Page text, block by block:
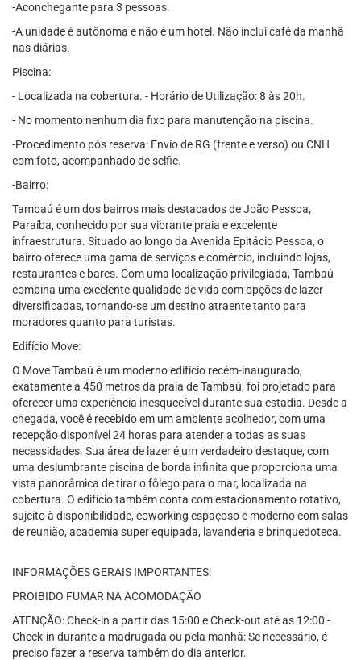
-Aconchegante para 3 pessoas.
-A unidade é autônoma e não é um hotel. Não inclui café da manhã
nas diárias.
Piscina:
- Localizada na cobertura. - Horário de Utilização: 8 às 20h.
- No momento nenhum dia fixo para manutenção na piscina.
-Procedimento pós reserva: Envio de RG (frente e verso) ou CNH
com foto, acompanhado de selfie.
-Bairro:
Tambaú é um dos bairros mais destacados de João Pessoa,
Paraíba, conhecido por sua vibrante praia e excelente
infraestrutura. Situado ao longo da Avenida Epitácio Pessoa, o
bairro oferece uma gama de serviços e comércio, incluindo lojas,
restaurantes e bares. Com uma localização privilegiada, Tambaú
combina uma excelente qualidade de vida com opções de lazer
diversificadas, tornando-se um destino atraente tanto para
moradores quanto para turistas.
Edifício Move:
O Move Tambaú é um moderno edifício recém-inaugurado,
exatamente a 450 metros da praia de Tambaú, foi projetado para
oferecer uma experiência inesquecível durante sua estadia. Desde a
chegada, você é recebido em um ambiente acolhedor, com uma
recepção disponível 24 horas para atender a todas as suas
necessidades. Sua área de lazer é um verdadeiro destaque, com
uma deslumbrante piscina de borda infinita que proporciona uma
vista panorâmica de tirar o fôlego para o mar, localizada na
cobertura. O edifício também conta com estacionamento rotativo,
sujeito à disponibilidade, coworking espaçoso e moderno com salas
de reunião, academia super equipada, lavanderia e brinquedoteca.
INFORMAÇÕES GERAIS IMPORTANTES:
PROIBIDO FUMAR NA ACOMODAÇÃO
ATENÇÃO: Check-in a partir das 15:00 e Check-out até as 12:00 -
Check-in durante a madrugada ou pela manhã: Se necessário, é
preciso fazer a reserva também do dia anterior.